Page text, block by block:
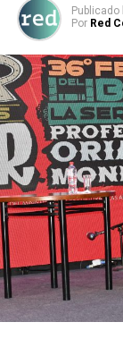
Publicado
Por Red